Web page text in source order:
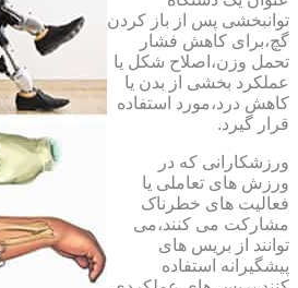
توانبخشی پس از باز کردن
گچ،برای کاهش فشار
تحمل وزن،اصلاح شکل یا
عملکرد بخشی از بدن یا
کاهش درد،مورد استفاده
قرار گیرد.
ورزشکارانی که در
ورزش های تعاملی یا
فعالیت های خطرناک
مشارکت می کنند،می
توانند از بریس های
پیشگیرانه استفاده